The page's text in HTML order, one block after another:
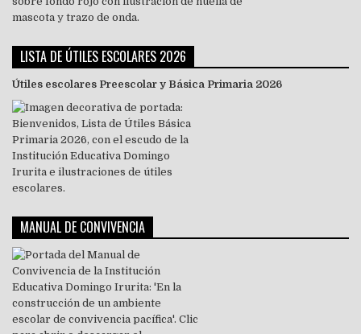
LISTA DE ÚTILES ESCOLARES 2026
Útiles escolares Preescolar y Básica Primaria 2026
MANUAL DE CONVIVENCIA